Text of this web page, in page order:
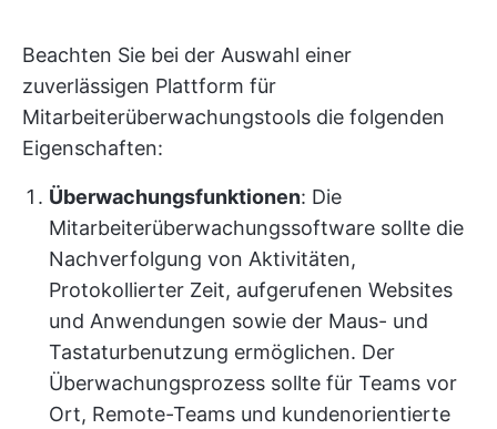
Beachten Sie bei der Auswahl einer
zuverlässigen Plattform für
Mitarbeiterüberwachungstools die folgenden
Eigenschaften:
Überwachungsfunktionen: Die
Mitarbeiterüberwachungssoftware sollte die
Nachverfolgung von Aktivitäten,
Protokollierter Zeit, aufgerufenen Websites
und Anwendungen sowie der Maus- und
Tastaturbenutzung ermöglichen. Der
Überwachungsprozess sollte für Teams vor
Ort, Remote-Teams und kundenorientierte